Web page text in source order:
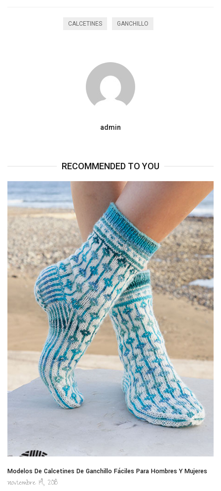
CALCETINES GANCHILLO
admin
RECOMMENDED TO YOU
Modelos De Calcetines De Ganchillo Fáciles Para Hombres Y Mujeres
noviembre 14, 2018